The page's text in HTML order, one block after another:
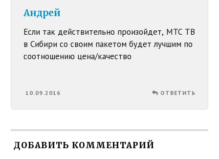
Андрей
Если так действительно произойдет, МТС ТВ
в Сибири со своим пакетом будет лучшим по
соотношению цена/качество
10.09.2016 ОТВЕТИТЬ
ДОБАВИТЬ КОММЕНТАРИЙ